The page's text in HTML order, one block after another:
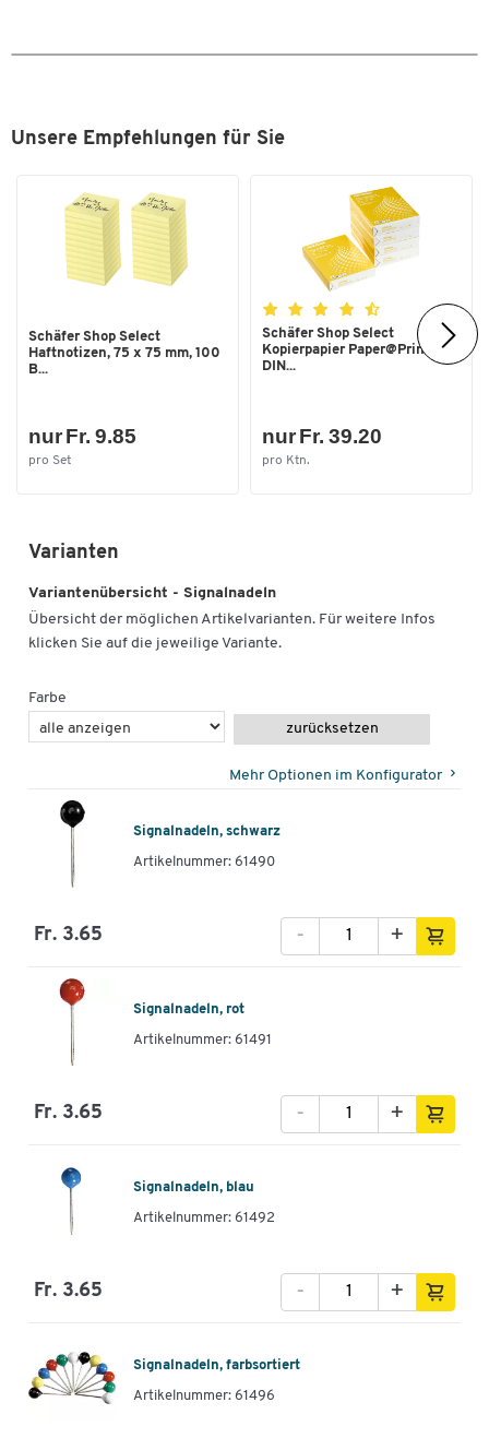
Unsere Empfehlungen für Sie
Schäfer Shop Select
Haftnotizen, 75 x 75 mm, 100
B...
nur Fr. 9.85
pro Set
Schäfer Shop Select
Kopierpapier Paper@Print,
DIN...
nur Fr. 39.20
pro Ktn.
Varianten
Variantenübersicht - Signalnadeln
Übersicht der möglichen Artikelvarianten. Für weitere Infos
klicken Sie auf die jeweilige Variante.
Farbe
zurücksetzen
Mehr Optionen im Konfigurator
Signalnadeln, schwarz
Artikelnummer: 61490
Fr. 3.65 +
-
Signalnadeln, rot
Artikelnummer: 61491
Fr. 3.65 +
-
Signalnadeln, blau
Artikelnummer: 61492
Fr. 3.65 +
-
Signalnadeln, farbsortiert
Artikelnummer: 61496
Zum Zoomen doppeltippen